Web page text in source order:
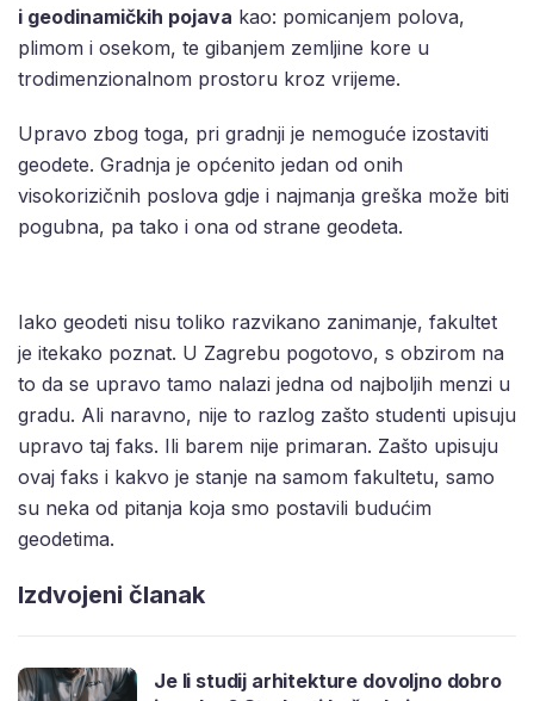
i geodinamičkih pojava kao: pomicanjem polova,
plimom i osekom, te gibanjem zemljine kore u
trodimenzionalnom prostoru kroz vrijeme.
Upravo zbog toga, pri gradnji je nemoguće izostaviti
geodete. Gradnja je općenito jedan od onih
visokorizičnih poslova gdje i najmanja greška može biti
pogubna, pa tako i ona od strane geodeta.
Iako geodeti nisu toliko razvikano zanimanje, fakultet
je itekako poznat. U Zagrebu pogotovo, s obzirom na
to da se upravo tamo nalazi jedna od najboljih menzi u
gradu. Ali naravno, nije to razlog zašto studenti upisuju
upravo taj faks. Ili barem nije primaran. Zašto upisuju
ovaj faks i kakvo je stanje na samom fakultetu, samo
su neka od pitanja koja smo postavili budućim
geodetima.
Izdvojeni članak
Je li studij arhitekture dovoljno dobro